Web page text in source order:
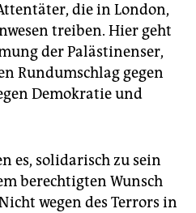
die in London,
treiben. Hier geht
der Palästinenser,
Rundumschlag gegen
Demokratie und
es, solidarisch zu sein
berechtigten Wunsch
wegen des Terrors in